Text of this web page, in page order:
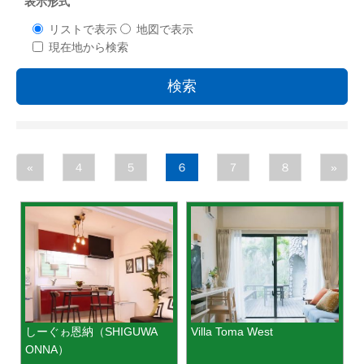
リストで表示
地図で表示
現在地から検索
検索
« ４ ５ ６ ７ ８ »
しーぐゎ恩納（SHIGUWA
ONNA）
Villa Toma West